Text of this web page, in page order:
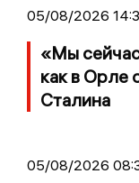
05/08/2026
«Мы
как в Орле
Сталина
05/08/2026